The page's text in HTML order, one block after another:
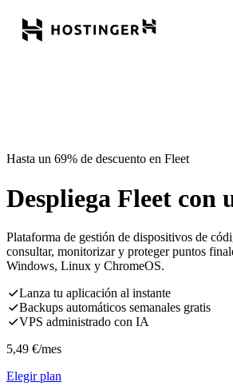
Hasta un 69% de descuento en Fleet
Despliega Fleet con
Plataforma de gestión de dispositivos de
consultar, monitorizar y proteger puntos
Windows, Linux y ChromeOS.
Lanza tu aplicación al instante
Backups automáticos semanales gratis
VPS administrado con IA
5,49 €/mes
Elegir plan